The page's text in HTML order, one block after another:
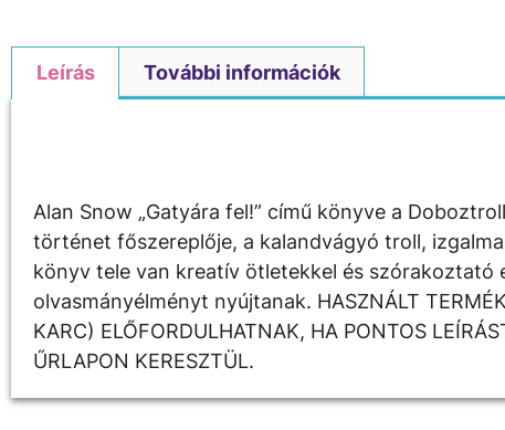
Leírás További információk
Alan Snow „Gatyára fel!” című könyve a
történet főszereplője, a kalandvágyó troll,
könyv tele van kreatív ötletekkel és szórakoztató
olvasmányélményt nyújtanak. HASZNÁLT
KARC) ELŐFORDULHATNAK, HA PONTOS
ŰRLAPON KERESZTÜL.